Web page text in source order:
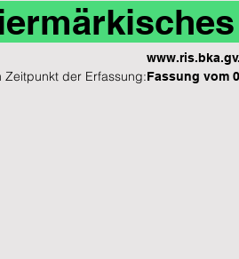
Zeitpunkt der Erfassung:Fassung vom